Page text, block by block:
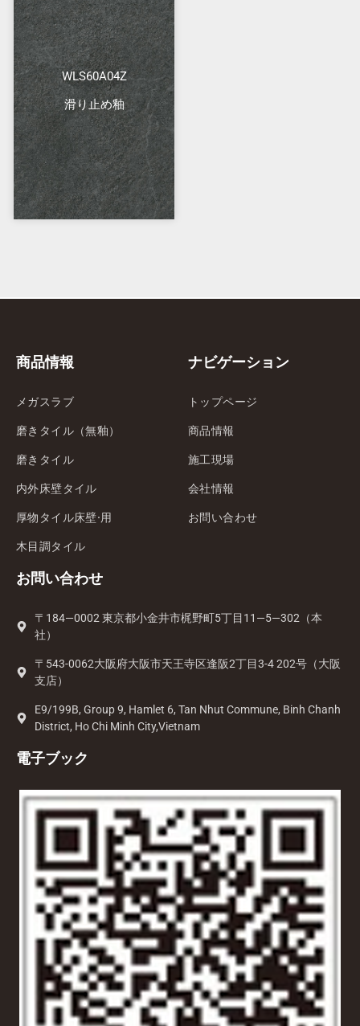
WLS60A04Z
滑り止め釉
商品情報
メガスラブ
磨きタイル（無釉）
磨きタイル
内外床壁タイル
厚物タイル床壁·用
木目調タイル
ナビゲーション
トップページ
商品情報
施工現場
会社情報
お問い合わせ
お問い合わせ
〒184—0002 東京都小金井市梶野町5丁目11—5—302（本
社）
〒543-0062大阪府大阪市天王寺区逢阪2丁目3-4 202号（大阪
支店）
E9/199B, Group 9, Hamlet 6, Tan Nhut Commune, Binh Chanh
District, Ho Chi Minh City,Vietnam
電子ブック